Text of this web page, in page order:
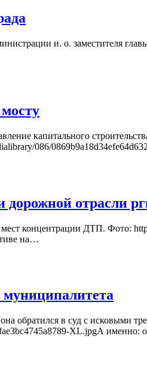
и. о. заместителя
капитального
086/
отрасли
концентрации ДТП. Фото:
на…
муниципалитета
обратился в суд с исковыми
XL.jpgА именно: